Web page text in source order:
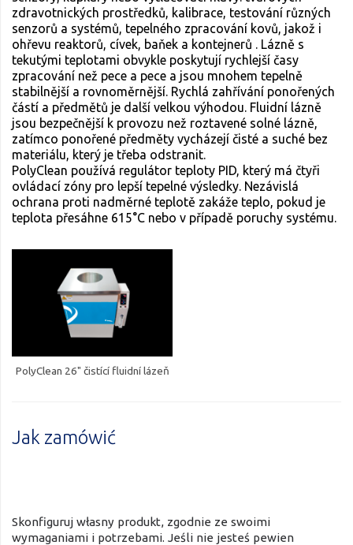
zdravotnických prostředků, kalibrace, testování různých
senzorů a systémů, tepelného zpracování kovů, jakož i
ohřevu reaktorů, cívek, baňek a kontejnerů . Lázně s
tekutými teplotami obvykle poskytují rychlejší časy
zpracování než pece a pece a jsou mnohem tepelně
stabilnější a rovnoměrnější. Rychlá zahřívání ponořených
částí a předmětů je další velkou výhodou. Fluidní lázně
jsou bezpečnější k provozu než roztavené solné lázně,
zatímco ponořené předměty vycházejí čisté a suché bez
materiálu, který je třeba odstranit.
PolyClean používá regulátor teploty PID, který má čtyři
ovládací zóny pro lepší tepelné výsledky. Nezávislá
ochrana proti nadměrné teplotě zakáže teplo, pokud je
teplota přesáhne 615°C nebo v případě poruchy systému.
PolyClean 26" čistící fluidní lázeň
Jak zamówić
Skonfiguruj własny produkt, zgodnie ze swoimi
wymaganiami i potrzebami. Jeśli nie jesteś pewien